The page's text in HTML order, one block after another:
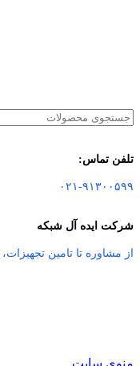
تلفن تماس:
۰۲۱-۹۱۳۰۰۵۹۹
شرکت ایده آل شبکه
از مشاوره تا تامین تجهیزات،